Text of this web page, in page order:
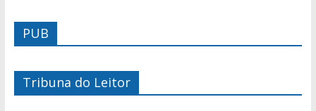
PUB
Tribuna do Leitor